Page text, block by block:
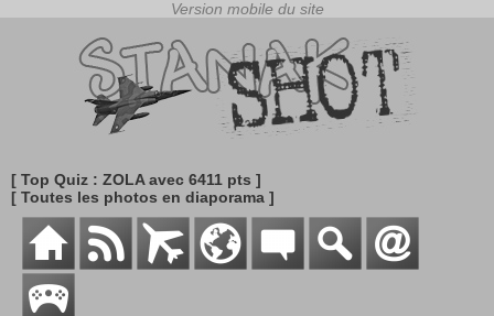
[ Top Quiz : ZOLA avec 6411 pts ]
[ Toutes les photos en diaporama ]